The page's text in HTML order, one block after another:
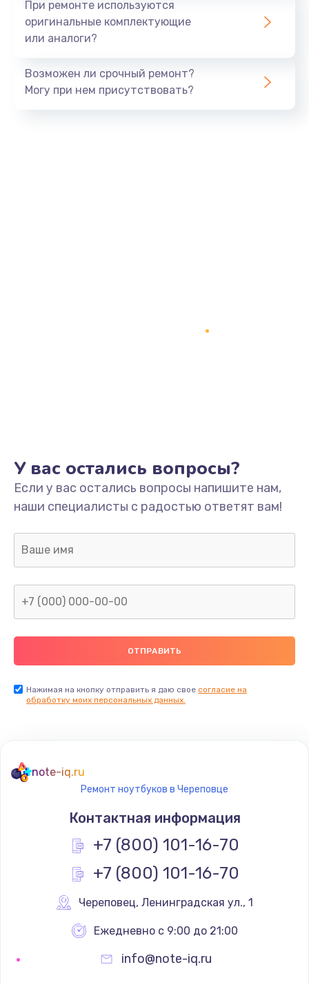
При ремонте используются
оригинальные комплектующие
или аналоги?
Возможен ли срочный ремонт?
Могу при нем присутствовать?
У вас остались вопросы?
Если у вас остались вопросы напишите нам,
наши специалисты с радостью ответят вам!
Нажимая на кнопку отправить я даю свое согласие на
обработку моих персональных данных.
note-iq.ru
Ремонт ноутбуков в Череповце
Контактная информация
+7 (800) 101-16-70
+7 (800) 101-16-70
Череповец, Ленинградская ул., 1
Ежедневно с 9:00 до 21:00
info@note-iq.ru